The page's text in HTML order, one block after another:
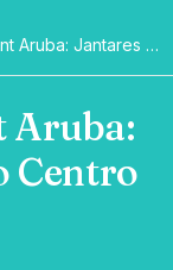
Aquarius Restaurant Aruba: Jantares Especiais no Centro de Oranjestad
Aruba:
Centro